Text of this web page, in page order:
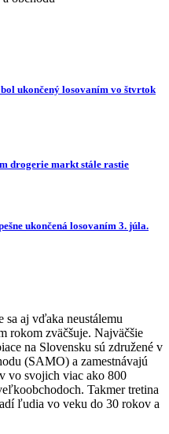
ukončený losovaním vo štvrtok
drogerie markt stále rastie
ukončená losovaním 3. júla.
sa aj vďaka neustálemu
rokom zväčšuje. Najväčšie
na Slovensku sú združené v
(SAMO) a zamestnávajú
vo svojich viac ako 800
Takmer tretina
ľudia vo veku do 30 rokov a